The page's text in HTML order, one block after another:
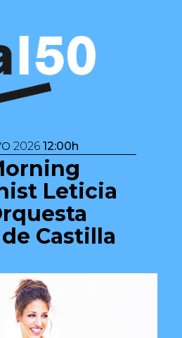
2026 12:00h
Leticia
Castilla